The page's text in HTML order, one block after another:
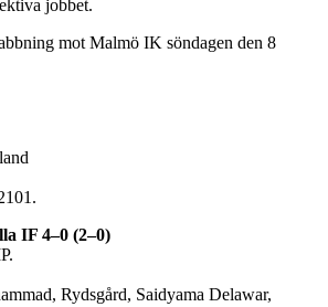
jobbet.
mot Malmö IK söndagen den 8
IF 4–0 (2–0)
Rydsgård, Saidyama Delawar,